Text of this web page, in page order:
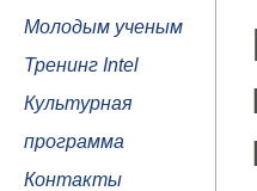
Молодым ученым
Тренинг Intel
Культурная
программа
Контакты